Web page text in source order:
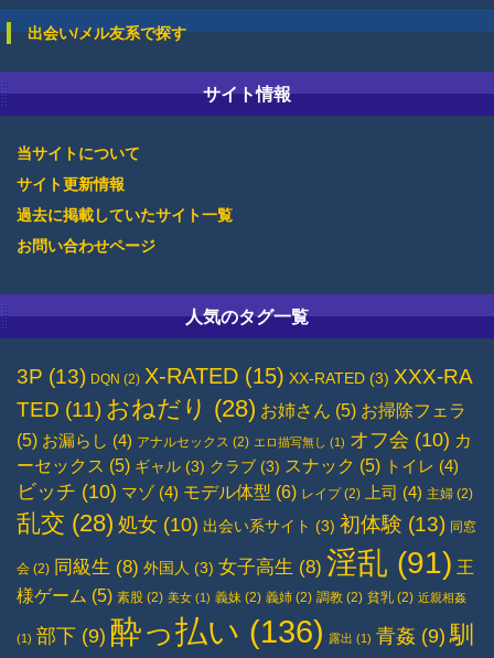
出会い/メル友系で探す
サイト情報
当サイトについて
サイト更新情報
過去に掲載していたサイト一覧
お問い合わせページ
人気のタグ一覧
3P (13) DQN (2) X-RATED (15) XX-RATED (3) XXX-RA
TED (11) おねだり (28) お姉さん (5) お掃除フェラ
(5) お漏らし (4) アナルセックス (2) エロ描写無し (1) オフ会 (10) カ
ーセックス (5) ギャル (3) クラブ (3) スナック (5) トイレ (4)
ビッチ (10) マゾ (4) モデル体型 (6) レイプ(2) 上司 (4) 主婦 (2)
乱交 (28) 処女 (10) 出会い系サイト (3) 初体験 (13) 同窓
会 (2) 同級生 (8) 外国人 (3) 女子高生 (8) 淫乱 (91) 王
様ゲーム (5) 素股 (2) 美女 (1) 義妹 (2) 義姉 (2) 調教 (2) 貧乳 (2) 近親相姦
(1) 部下 (9) 酔っ払い (136) 露出 (1) 青姦 (9) 馴